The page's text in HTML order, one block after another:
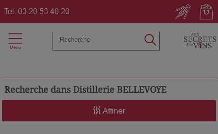
Tel. 03 20 53 40 20
Recherche dans Distillerie BELLEVOYE
Affiner